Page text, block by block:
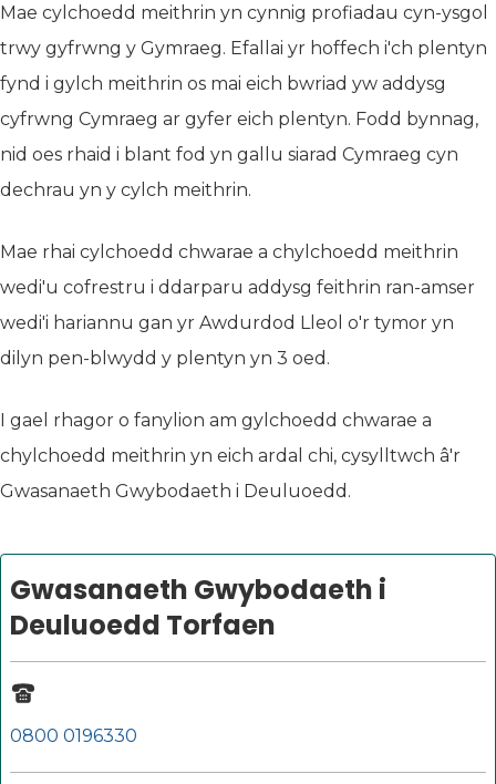
Mae cylchoedd meithrin yn cynnig profiadau cyn-ysgol
trwy gyfrwng y Gymraeg. Efallai yr hoffech i'ch plentyn
fynd i gylch meithrin os mai eich bwriad yw addysg
cyfrwng Cymraeg ar gyfer eich plentyn. Fodd bynnag,
nid oes rhaid i blant fod yn gallu siarad Cymraeg cyn
dechrau yn y cylch meithrin.
Mae rhai cylchoedd chwarae a chylchoedd meithrin
wedi'u cofrestru i ddarparu addysg feithrin ran-amser
wedi'i hariannu gan yr Awdurdod Lleol o'r tymor yn
dilyn pen-blwydd y plentyn yn 3 oed.
I gael rhagor o fanylion am gylchoedd chwarae a
chylchoedd meithrin yn eich ardal chi, cysylltwch â'r
Gwasanaeth Gwybodaeth i Deuluoedd.
Gwasanaeth Gwybodaeth i
Deuluoedd Torfaen
0800 0196330